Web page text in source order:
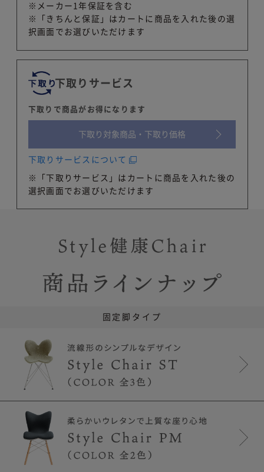
※メーカー1年保証を含む
※「きちんと保証」はカートに商品を入れた後の選
択画面でお選びいただけます
下取りサービス
下取りで商品がお得になります
下取り対象商品・ 下取り価格
下取りサービスについて
※「下取りサービス」はカートに商品を入れた後の
選択画面でお選びいただけます
固定脚タイプ